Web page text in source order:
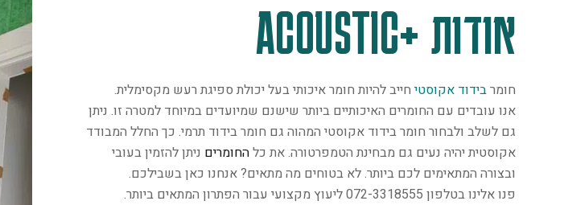
אודות +ACOUSTIC
חומרבידוד אקוסטי חייב להיות חומר איכותי בעל יכולת ספיגת רעש מקסימלית.
אנו עובדים עם החומרים האיכותיים ביותר שישנם שמיועדים במיוחד למטרה זו. ניתן
גם לשלב ולבחור חומר בידוד אקוסטי המהוה גם חומר בידוד תרמי. כך החלל המבודד
אקוסטית יהיה נעים גם מבחינת הטמפרטורה. את כלהחומרים ניתן להזמין בעובי
ובצורה המתאימים לכם ביותר. לא בטוחים מה מתאים? אנחנו כאן בשבילכם.
פנו אלינו בטלפון 072-3318555 ליעוץ מקצועי עבור הפתרון המתאים ביותר.